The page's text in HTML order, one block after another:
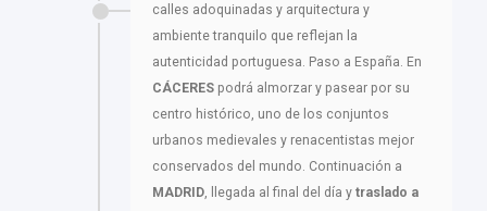
calles adoquinadas y arquitectura y
ambiente tranquilo que reflejan la
autenticidad portuguesa. Paso a España. En
CÁCERES podrá almorzar y pasear por su
centro histórico, uno de los conjuntos
urbanos medievales y renacentistas mejor
conservados del mundo. Continuación a
MADRID , llegada al final del día y traslado a